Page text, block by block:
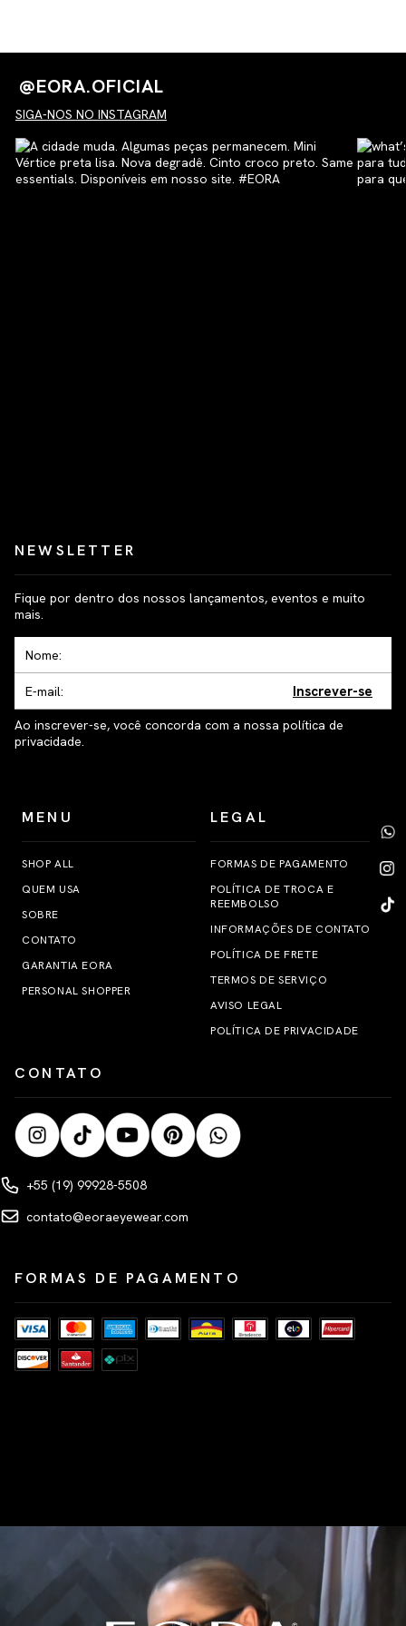
@EORA.OFICIAL
SIGA-NOS NO INSTAGRAM
NEWSLETTER
Fique por dentro dos nossos lançamentos, eventos e muito
mais.
Inscrever-se
Ao inscrever-se, você concorda com a nossa política de
privacidade.
MENU
SHOP ALL
QUEM USA
SOBRE
CONTATO
GARANTIA EORA
PERSONAL SHOPPER
LEGAL
FORMAS DE PAGAMENTO
POLÍTICA DE TROCA E
REEMBOLSO
INFORMAÇÕES DE CONTATO
POLÍTICA DE FRETE
TERMOS DE SERVIÇO
AVISO LEGAL
POLÍTICA DE PRIVACIDADE
CONTATO
+55 (19) 99928-5508
contato@eoraeyewear.com
FORMAS DE PAGAMENTO